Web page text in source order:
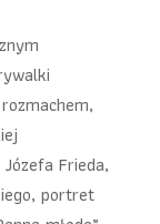
Frieda,
portret